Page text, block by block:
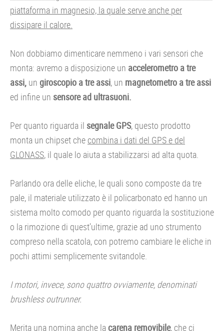
piattaforma in magnesio, la quale serve anche per
dissipare il calore.
Non dobbiamo dimenticare nemmeno i vari sensori che
monta: avremo a disposizione un accelerometro a tre
assi, un giroscopio a tre assi, un magnetometro a tre assi
ed infine un sensore ad ultrasuoni.
Per quanto riguarda il segnale GPS, questo prodotto
monta un chipset che combina i dati del GPS e del
GLONASS, il quale lo aiuta a stabilizzarsi ad alta quota.
Parlando ora delle eliche, le quali sono composte da tre
pale, il materiale utilizzato è il policarbonato ed hanno un
sistema molto comodo per quanto riguarda la sostituzione
o la rimozione di quest’ultime, grazie ad uno strumento
compreso nella scatola, con potremo cambiare le eliche in
pochi attimi semplicemente svitandole.
I motori, invece, sono quattro ovviamente, denominati
brushless outrunner.
Merita una nomina anche la carena removibile, che ci